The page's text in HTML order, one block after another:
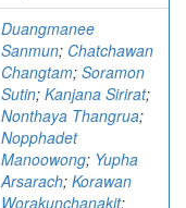
Duangmanee
Sanmun; Chatchawan
Changtam; Soramon
Sutin; Kanjana Sirirat;
Nonthaya Thangrua;
Nopphadet
Manoowong; Yupha
Arsarach; Korawan
Worakunchanakit;